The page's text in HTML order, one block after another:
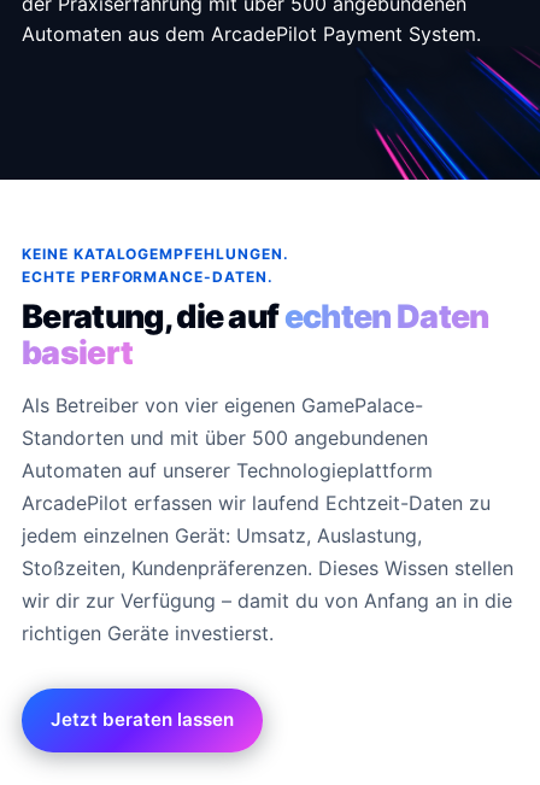
Automaten aus dem ArcadePilot Payment System.
KEINE KATALOGEMPFEHLUNGEN.
ECHTE PERFORMANCE-DATEN.
Beratung, die aufechten Daten
basiert
Als Betreiber von vier eigenen GamePalace-
Standorten und mit über 500 angebundenen
Automaten auf unserer Technologieplattform
ArcadePilot erfassen wir laufend Echtzeit-Daten zu
jedem einzelnen Gerät: Umsatz, Auslastung,
Stoßzeiten, Kundenpräferenzen. Dieses Wissen stellen
wir dir zur Verfügung – damit du von Anfang an in die
richtigen Geräte investierst.
Jetzt beraten lassen